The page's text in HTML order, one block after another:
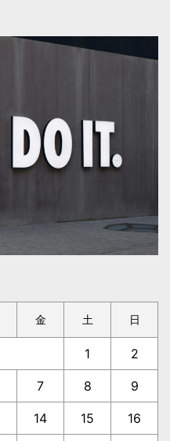
金 土 日
1 2
7 8 9
14 15 16